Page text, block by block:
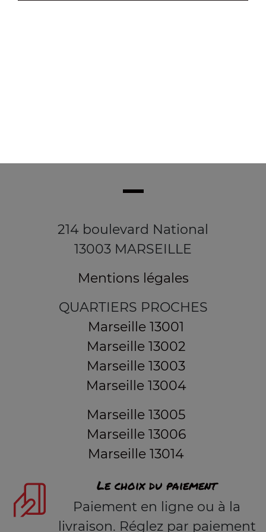
Chicken wings (4 pièces)
214 boulevard National
13003 MARSEILLE
Mentions légales
QUARTIERS PROCHES
Marseille 13001
Marseille 13002
Marseille 13003
Marseille 13004
Marseille 13005
Marseille 13006
Marseille 13014
Le choix du paiement
Paiement en ligne ou à la
livraison. Réglez par paiement